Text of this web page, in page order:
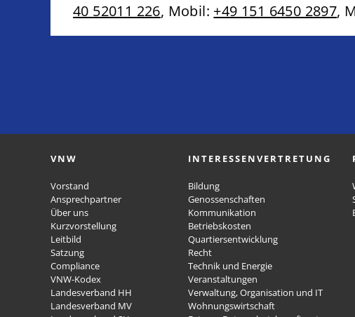
40 52011 226, Mobil: +49 151 6450 2897,
VNW
Vorstand
Ansprechpartner
Über uns
Kurzvorstellung
Leitbild
Satzung
Compliance
VNW-Kodex
Landesverband HH
Landesverband MV
INTERESSENVERTRETUNG
Bildung
Genossenschaften
Kommunikation
Betriebskosten
Quartiersentwicklung
Recht
Technik und Energie
Veranstaltungen
Verwaltung, Organisation und IT
Wohnungswirtschaft